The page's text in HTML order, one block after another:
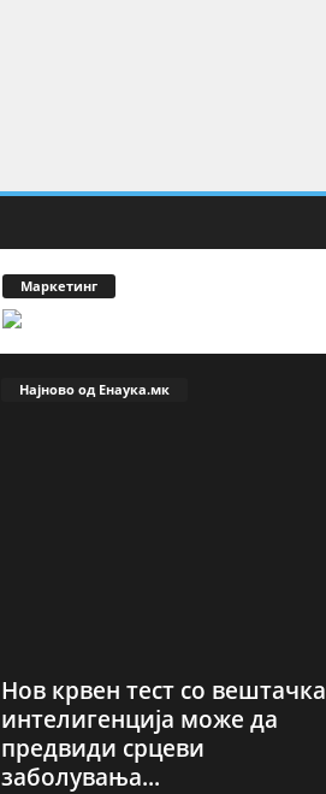
Маркетинг
Најново од Енаука.мк
Нов крвен тест со вештачка
интелигенција може да
предвиди срцеви
заболувања...